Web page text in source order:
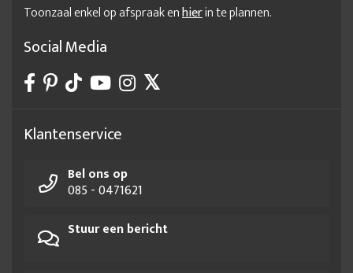
Toonzaal enkel op afspraak enhierin te plannen.
Social Media
Klantenservice
Bel ons op
085 - 0471621
Stuur een bericht